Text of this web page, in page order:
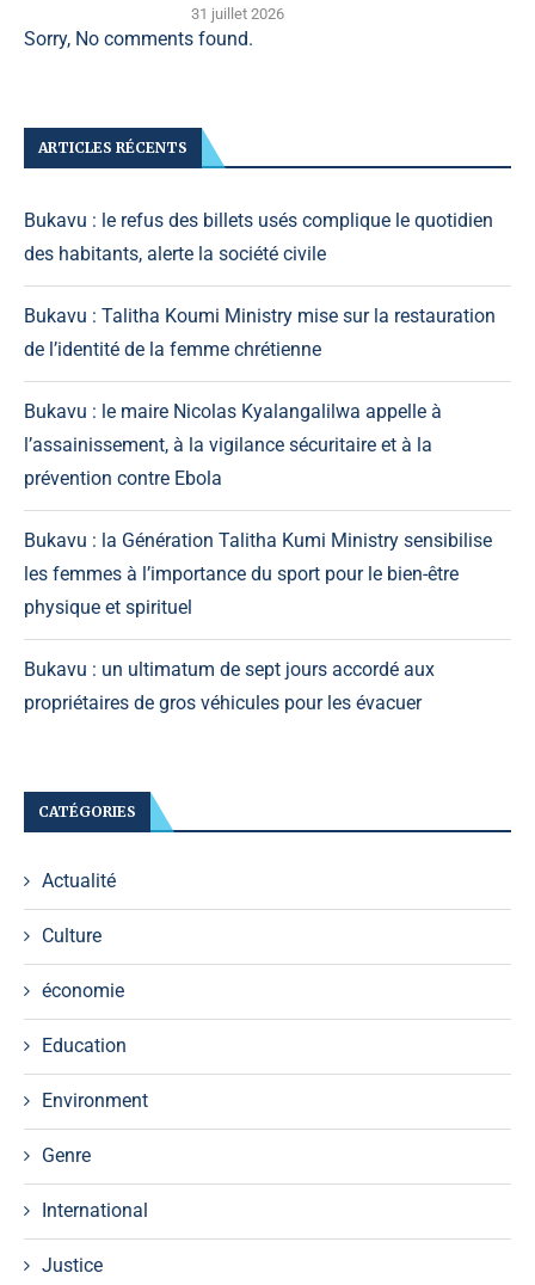
31 juillet 2026
Sorry, No comments found.
ARTICLES RÉCENTS
Bukavu : le refus des billets usés complique le quotidien
des habitants, alerte la société civile
Bukavu : Talitha Koumi Ministry mise sur la restauration
de l’identité de la femme chrétienne
Bukavu : le maire Nicolas Kyalangalilwa appelle à
l’assainissement, à la vigilance sécuritaire et à la
prévention contre Ebola
Bukavu : la Génération Talitha Kumi Ministry sensibilise
les femmes à l’importance du sport pour le bien-être
physique et spirituel
Bukavu : un ultimatum de sept jours accordé aux
propriétaires de gros véhicules pour les évacuer
CATÉGORIES
Actualité
Culture
économie
Education
Environment
Genre
International
Justice